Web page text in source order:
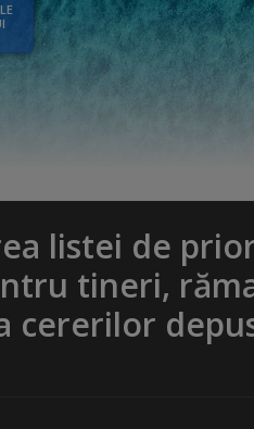
listei de
tineri,